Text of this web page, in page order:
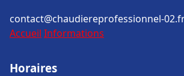
contact@chaudiereprofessionnel-
Accueil Informations
Horaires